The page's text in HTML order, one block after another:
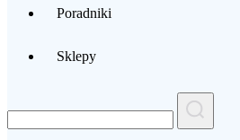
Poradniki
Sklepy